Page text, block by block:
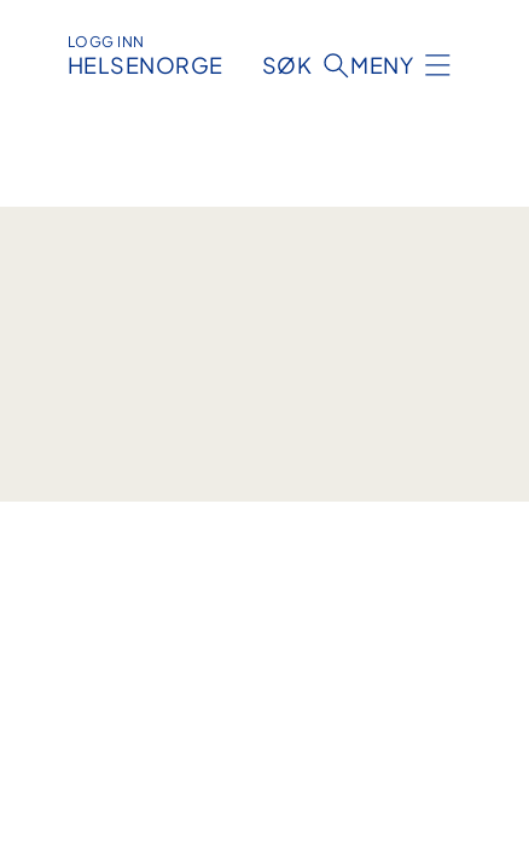
LOGG INN
HELSENORGE SØK MENY